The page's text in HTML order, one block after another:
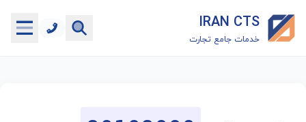
IRAN CTS
خدمات جامع تجارت
جستجوگر تعرفه گمرکی